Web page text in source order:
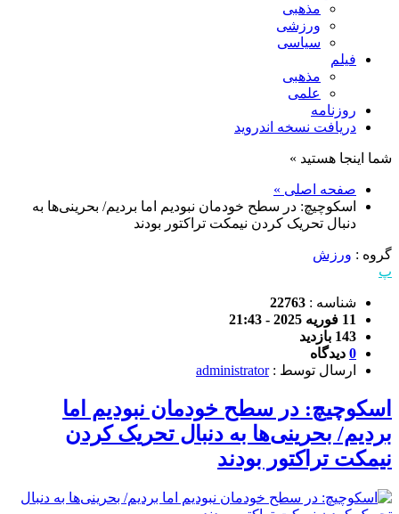
مذهبی
ورزشی
سیاسی
فیلم
مذهبی
علمی
روزنامه
دریافت نسخه اندروید
شما اینجا هستید »
صفحه اصلی »
اسکوچیچ: در سطح خودمان نبودیم اما بردیم/ بحرینی‌ها به
دنبال تحریک کردن نیمکت تراکتور بودند
گروه : ورزش
پ
شناسه : 22763
11 فوریه 2025 - 21:43
143 بازدید
0 دیدگاه
ارسال توسط :administrator
اسکوچیچ: در سطح خودمان نبودیم اما
بردیم/ بحرینی‌ها به دنبال تحریک کردن
نیمکت تراکتور بودند